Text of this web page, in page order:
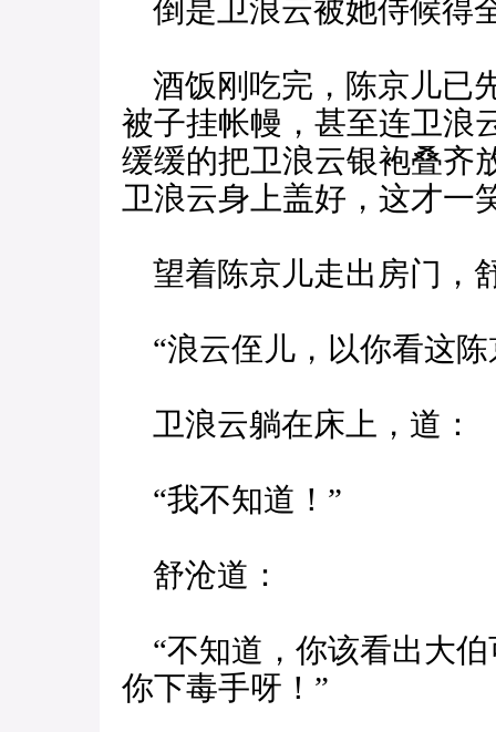
倒是卫浪云被她侍候
酒饭刚吃完，陈京儿已
被子挂帐幔，甚至连卫浪
缓缓的把卫浪云银袍叠齐
卫浪云身上盖好，这才
望着陈京儿走出房门，
“浪云侄儿，以你看这陈
卫浪云躺在床上，道：
“我不知道！”
舒沧道：
“不知道，你该看出大
你下毒手呀！”